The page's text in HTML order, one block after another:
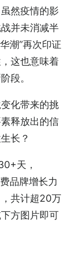
然疫情的影
并未消减半
潮”再次印证
这也意味着
段。
化带来的挑
释放出的信
长？
天，
品牌增长力
共计超20万
方图片即可